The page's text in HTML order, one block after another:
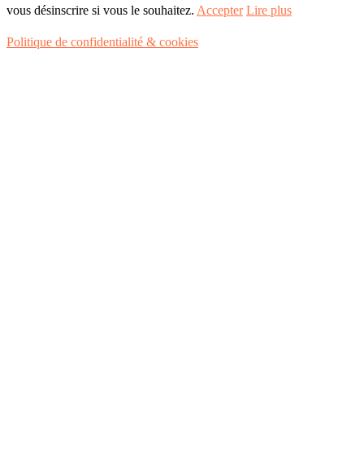
vous désinscrire si vous le souhaitez. Accepter Lire plus
Politique de confidentialité & cookies